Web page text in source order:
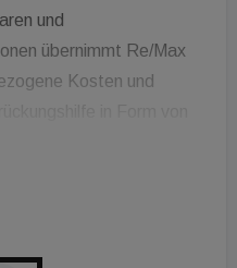
und
übernimmt Re/Max
Kosten und
dass wir bereits